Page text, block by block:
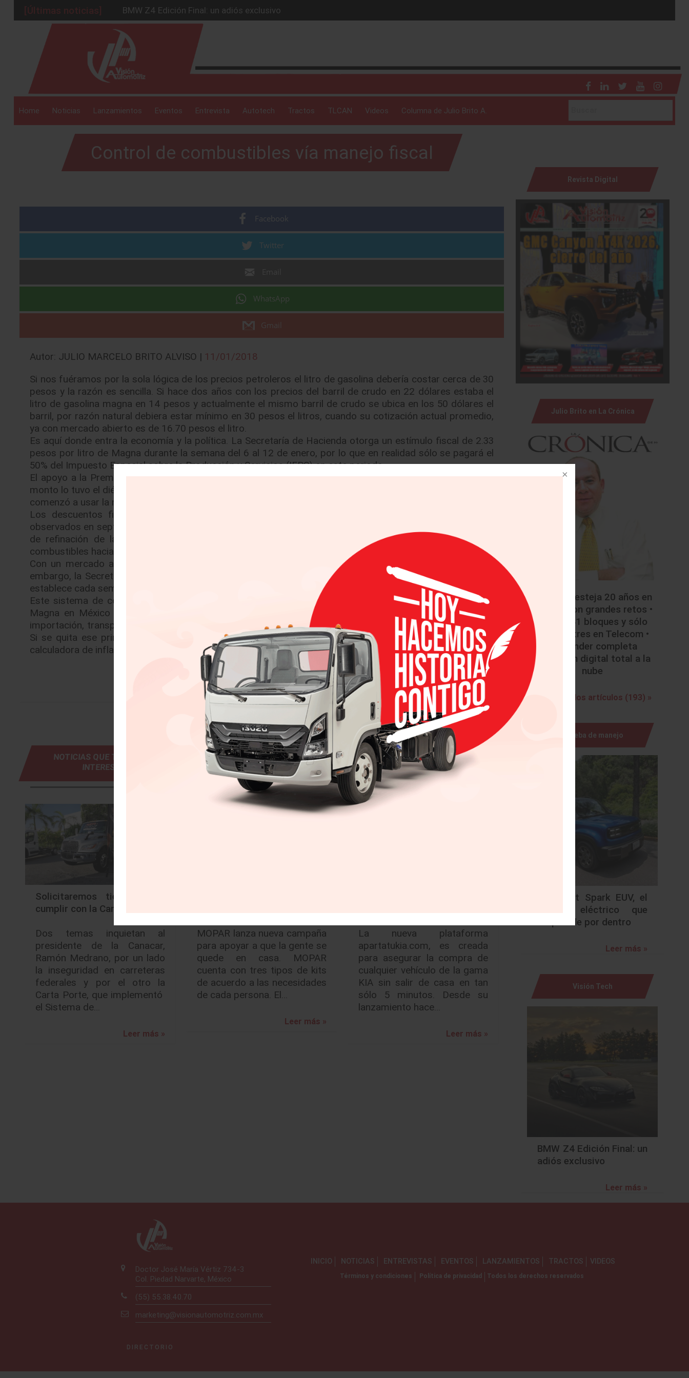
[Últimas noticias]
BMW Z4 Edición Final: un adiós exclusivo
Ford Edge Híbrida: la SUV que evoluciona
Ventas se estabilizan: INEGI
Será 2026, año de evolución profunda: Peñafiel
Chirey lanzará su primera pick-up en 2026
Home Noticias Lanzamientos Eventos Entrevista Autotech Tractos TLCAN Videos Columna de Julio Brito A.
Control de combustibles vía manejo fiscal
Facebook
Twitter
WhatsApp
Gmail
Autor: JULIO MARCELO BRITO ALVISO | 11/01/2018
Si nos fuéramos por la sola lógica de los precios petroleros el litro de gasolina debería costar cerca de 30
pesos y la razón es sencilla. Si hace dos años con los precios del barril de crudo en 22 dólares estaba el
litro de gasolina magna en 14 pesos y actualmente el mismo barril de crudo se ubica en los 50 dólares el
barril, por razón natural debiera estar mínimo en 30 pesos el litros, cuando su cotización actual promedio,
ya con mercado abierto es de 16.70 pesos el litro.
Es aquí donde entra la economía y la política. La Secretaría de Hacienda otorga un estímulo fiscal de 2.33
pesos por litro de Magna durante la semana del 6 al 12 de enero, por lo que en realidad sólo se pagará el
50% del Impuesto Especial sobre la Producción y Servicios (IEPS) en este periodo.
El apoyo a la Premium se ubica en 1.22 pesos por litro, por lo que el impuesto disminuye 25%. El mayor
monto lo tuvo el diésel con un estímulo de 3.07 pesos por litro, el más alto desde enero de 2016 cuando se
comenzó a usar la nueva metodología para determinar el descuento al IEPS.
Los descuentos fiscales están entre los mayores otorgados por Hacienda, sólo por debajo de los
observados en septiembre, cuando el impacto por el huracán Harvey en Estados Unidos dañó la capacidad
de refinación de la zona de la Costa Este en ese país, impactando a su vez las importaciones de
combustibles hacia México.
Con un mercado abierto las gasolineras pueden cobrar de manera libre por cada litro de gasolina. Sin
embargo, la Secretaría de Hacienda aún puede incidir en los precios finales a través de los subsidios que
establece cada semana.
Este sistema de control de precios a través del estímulo no ha evitado que los precios de la gasolina
Magna en México se incrementaran 17.46% anual. El objetivo era trasladar al mercado los costos de
importación, transporte y distribución de gasolinas, y evitar un mayor subsidio con costo al erario público.
Si se quita ese primer efecto del alza, el incremento en 2017 apenas fue de 0.55%, según datos de la
calculadora de inflación del Instituto Nacional de Estadística y Geografía.
NOTICIAS QUE TE PUEDEN
INTERESAR
Solicitaremos tiempo para
cumplir con la Carta Porte
Dos temas inquietan al
presidente de la Canacar,
Ramón Medrano, por un lado
la inseguridad en carreteras
federales y por el otro la
Carta Porte, que implementó
el Sistema de…
Leer más »
MOPAR lanza nueva campaña
para apoyar a que la gente se
quede en casa. MOPAR
cuenta con tres tipos de kits
de acuerdo a las necesidades
de cada persona. El…
Leer más »
La nueva plataforma
apartatukia.com, es creada
para asegurar la compra de
cualquier vehículo de la gama
KIA sin salir de casa en tan
sólo 5 minutos. Desde su
lanzamiento hace…
Leer más »
Revista Digital
Julio Brito en La Crónica
• Mazda festeja 20 años en
México con grandes retos •
Licitan 41 bloques y sólo
colocan tres en Telecom •
Santander completa
migración digital total a la
nube
Ver todos los artículos (193) »
Prueba de manejo
Chevrolet Spark EUV, el
urbano eléctrico que
sorprende por dentro
Leer más »
Visión Tech
BMW Z4 Edición Final: un
adiós exclusivo
Leer más »
Doctor José María Vértiz 734-3
Col. Piedad Narvarte, México
(55) 55.38.40.70
marketing@visionautomotriz.com.mx
DIRECTORIO
INICIO NOTICIAS ENTREVISTAS EVENTOS LANZAMIENTOS TRACTOS VIDEOS
Términos y condiciones Política de privacidad Todos los derechos reservados